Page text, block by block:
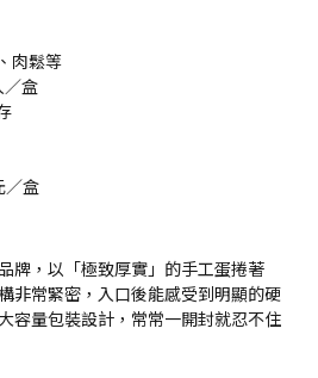
肉鬆等
／盒
／盒
牌，以「極致厚實」的手工蛋捲著
非常緊密，入口後能感受到明顯的硬
容量包裝設計，常常一開封就忍不住